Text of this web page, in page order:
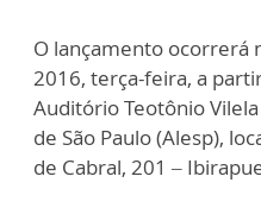
O lançamento ocorrerá
2016, terça-feira, a
Auditório Teotônio
de São Paulo (Alesp),
de Cabral, 201 –